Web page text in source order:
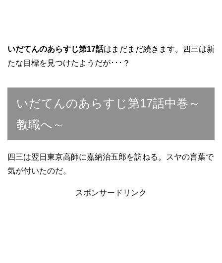
いだてんのあらすじ第17話はまだまだ続きます。四三は新
たな目標を見つけたようだが･･･？
いだてんのあらすじ第17話中巻～
教職へ～
四三は翌日東京高師に嘉納治五郎を訪ねる。スヤの言葉で
気が付いたのだ。
スポンサードリンク